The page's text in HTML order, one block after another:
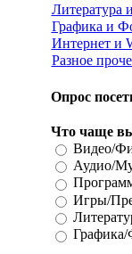
Литература
Графика и
Интернет и
Разное
Опрос
Что чаще вы
Видео/
Аудио/
Игры/